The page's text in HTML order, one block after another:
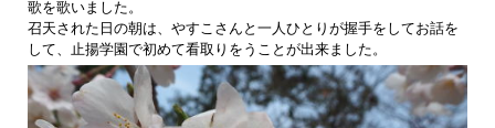
歌を歌いました。
召天された日の朝は、やすこさんと一人ひとりが握手をしてお話を
して、止揚学園で初めて看取りをうことが出来ました。